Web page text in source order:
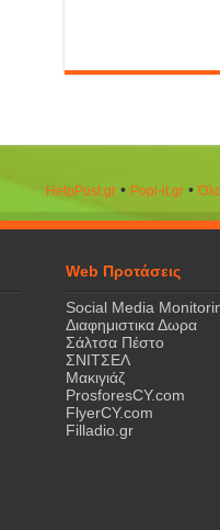
HelpPost.gr• Popi-it.gr•
Web Προτάσεις
Social Media
Διαφημιστικα Δωρα
Σάλτσα Πέστο
ΣΝΙΤΣΕΛ
Μακιγιάζ
ProsforesCY.com
FlyerCY.com
Filladio.gr